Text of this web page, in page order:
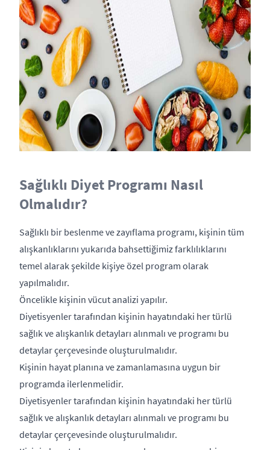
Sağlıklı Diyet Programı Nasıl
Olmalıdır?
Sağlıklı bir beslenme ve zayıflama programı, kişinin tüm
alışkanlıklarını yukarıda bahsettiğimiz farklılıklarını
temel alarak şekilde kişiye özel program olarak
yapılmalıdır.
Öncelikle kişinin vücut analizi yapılır.
Diyetisyenler tarafından kişinin hayatındaki her türlü
sağlık ve alışkanlık detayları alınmalı ve programı bu
detaylar çerçevesinde oluşturulmalıdır.
Kişinin hayat planına ve zamanlamasına uygun bir
programda ilerlenmelidir.
Diyetisyenler tarafından kişinin hayatındaki her türlü
sağlık ve alışkanlık detayları alınmalı ve programı bu
detaylar çerçevesinde oluşturulmalıdır.